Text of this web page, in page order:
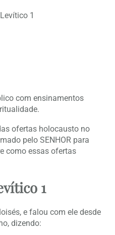
Levítico 1
com ensinamentos
ofertas holocausto no
pelo SENHOR para
como essas ofertas
1
e falou com ele desde
dizendo: